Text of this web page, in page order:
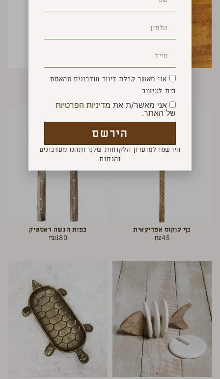
פותחן סוסון ים
₪150
שישיית כוסות הרולד
₪330
כף קוקוס אפריקאית
₪45
כפות הגשה ראסטיק
₪180
אני מאשר קבלת דיוור ועדכונים מהאסם
בית לעיצוב
אני מאשר/ת את מדיניות הפרטיות
של האתר.
הירשם
הירשמו למועדון הלקוחות שלנו ותהנו מעדכונים
והנחות